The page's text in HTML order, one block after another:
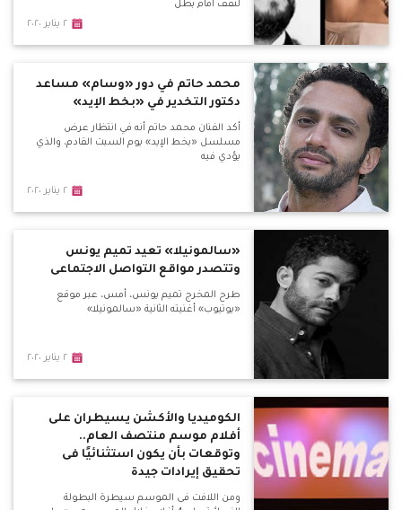
لتقف أمام بطل
٢ يناير ٢٠٢٠
محمد حاتم في دور «وسام» مساعد
دكتور التخدير في «بخط الإيد»
أكد الفنان محمد حاتم أنه في انتظار عرض
مسلسل «بخط الإيد» يوم السبت القادم، والذي
يؤدي فيه
٢ يناير ٢٠٢٠
«سالمونيلا» تعيد تميم يونس
وتتصدر مواقع التواصل الاجتماعى
طرح المخرج تميم يونس، أمس، عبر موقع
«يوتيوب» أغنيته الثانية «سالمونيلا»
٢ يناير ٢٠٢٠
الكوميديا والأكشن يسيطران على
أفلام موسم منتصف العام..
وتوقعات بأن يكون استثنائيًا فى
تحقيق إيرادات جيدة
ومن اللافت فى الموسم سيطرة البطولة